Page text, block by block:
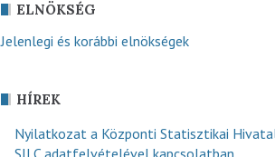
ELNÖKSÉG
Jelenlegi és korábbi elnökségek
HÍREK
Nyilatkozat a Központi Statisztikai
SILC adatfelvételével kapcsolatban